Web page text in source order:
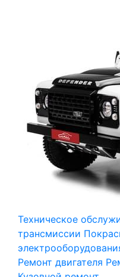
Техническое
трансмиссии
Ремонт двигателя